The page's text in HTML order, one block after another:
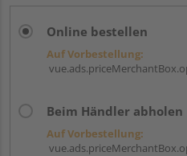
Online bestellen
Auf Vorbestellung:
Beim Händler abholen
Auf Vorbestellung: